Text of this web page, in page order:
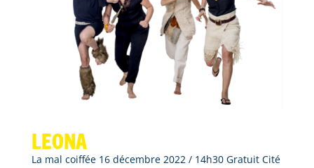
Leona
La mal coiffée 16 décembre 2022 / 14h30 Gratuit Cité